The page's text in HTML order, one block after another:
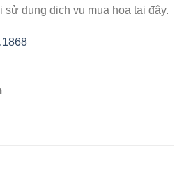
sử dụng dịch vụ mua hoa tại đây.